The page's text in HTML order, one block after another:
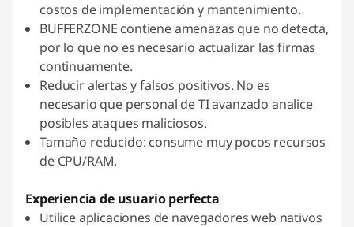
costos de implementación y mantenimiento.
BUFFERZONE contiene amenazas que no detecta,
por lo que no es necesario actualizar las firmas
continuamente.
Reducir alertas y falsos positivos. No es
necesario que personal de TI avanzado analice
posibles ataques maliciosos.
Tamaño reducido: consume muy pocos recursos
de CPU/RAM.
Experiencia de usuario perfecta
Utilice aplicaciones de navegadores web nativos